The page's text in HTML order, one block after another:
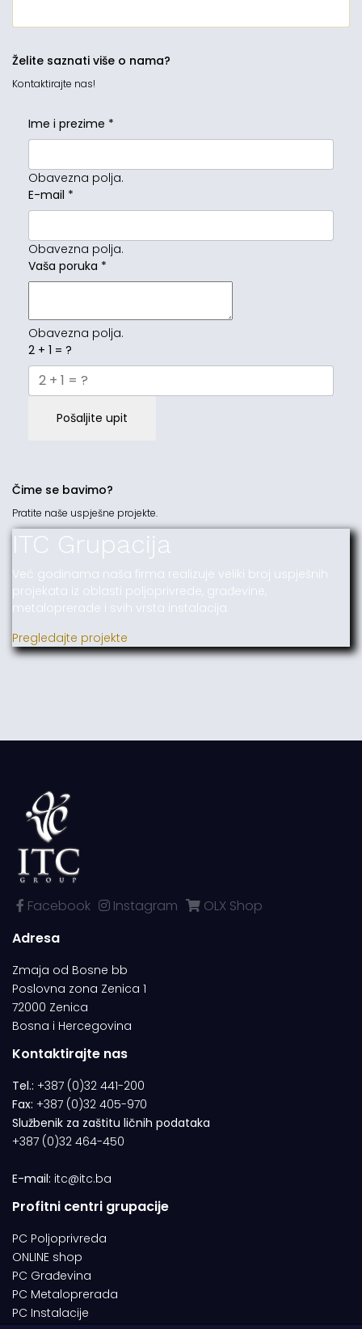
Želite saznati više o nama?
Kontaktirajte nas!
Ime i prezime *
Obavezna polja.
E-mail *
Obavezna polja.
Vaša poruka *
Obavezna polja.
2 + 1 = ?
Pošaljite upit
Čime se bavimo?
Pratite naše uspješne projekte.
ITC Grupacija
Već godinama naša firma realizuje veliki broj uspješnih
projekata iz oblasti poljoprivrede, građevine,
metaloprerade i svih vrsta instalacija.
Pregledajte projekte
Facebook Instagram
OLX Shop
Adresa
Zmaja od Bosne bb
Poslovna zona Zenica 1
72000 Zenica
Bosna i Hercegovina
Kontaktirajte nas
Tel.: +387 (0)32 441-200
Fax: +387 (0)32 405-970
Službenik za zaštitu ličnih podataka
+387 (0)32 464-450
E-mail: itc@itc.ba
Profitni centri grupacije
PC Poljoprivreda
ONLINE shop
PC Građevina
PC Metaloprerada
PC Instalacije